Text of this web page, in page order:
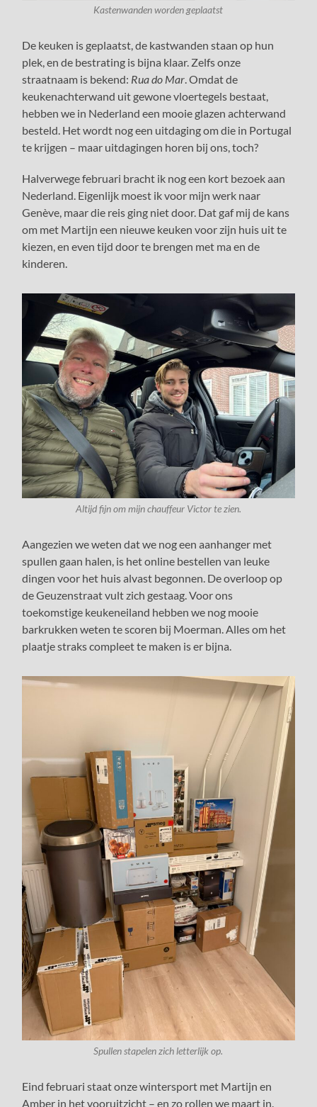
Kastenwanden worden geplaatst
De keuken is geplaatst, de kastwanden staan op hun
plek, en de bestrating is bijna klaar. Zelfs onze
straatnaam is bekend: Rua do Mar. Omdat de
keukenachterwand uit gewone vloertegels bestaat,
hebben we in Nederland een mooie glazen achterwand
besteld. Het wordt nog een uitdaging om die in Portugal
te krijgen – maar uitdagingen horen bij ons, toch?
Halverwege februari bracht ik nog een kort bezoek aan
Nederland. Eigenlijk moest ik voor mijn werk naar
Genève, maar die reis ging niet door. Dat gaf mij de kans
om met Martijn een nieuwe keuken voor zijn huis uit te
kiezen, en even tijd door te brengen met ma en de
kinderen.
Altijd fijn om mijn chauffeur Victor te zien.
Aangezien we weten dat we nog een aanhanger met
spullen gaan halen, is het online bestellen van leuke
dingen voor het huis alvast begonnen. De overloop op
de Geuzenstraat vult zich gestaag. Voor ons
toekomstige keukeneiland hebben we nog mooie
barkrukken weten te scoren bij Moerman. Alles om het
plaatje straks compleet te maken is er bijna.
Spullen stapelen zich letterlijk op.
Eind februari staat onze wintersport met Martijn en
Amber in het vooruitzicht – en zo rollen we maart in.